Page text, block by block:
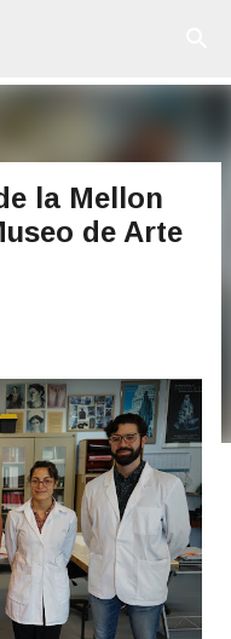
la Mellon
de Arte